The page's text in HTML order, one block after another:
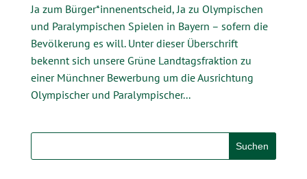
Ja zum Bürger*innenentscheid, Ja zu Olympischen
und Paralympischen Spielen in Bayern – sofern die
Bevölkerung es will. Unter dieser Überschrift
bekennt sich unsere Grüne Landtagsfraktion zu
einer Münchner Bewerbung um die Ausrichtung
Olympischer und Paralympischer...